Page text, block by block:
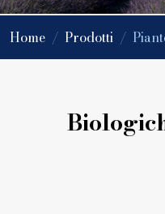
Home / Prodotti /